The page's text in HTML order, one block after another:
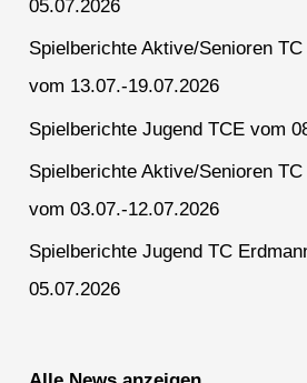
05.07.2026
Spielberichte Aktive/Senioren
vom 13.07.-19.07.2026
Spielberichte Jugend TCE vom
Spielberichte Aktive/Senioren
vom 03.07.-12.07.2026
Spielberichte Jugend TC
05.07.2026